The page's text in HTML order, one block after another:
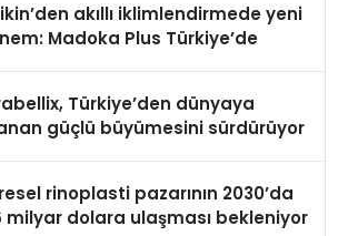
akıllı iklimlendirmede yeni
Madoka Plus Türkiye’de
Türkiye’den dünyaya
güçlü büyümesini sürdürüyor
rinoplasti pazarının 2030’da
milyar dolara ulaşması bekleniyor